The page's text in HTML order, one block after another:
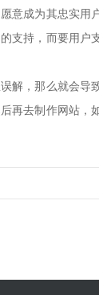
成为其忠实用
持，而要用
，那么就会导
去制作网站